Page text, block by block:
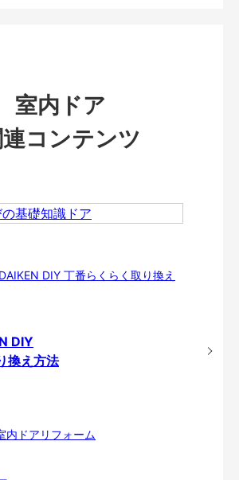
室内ドア
連コンテンツ
DIY
換え方法